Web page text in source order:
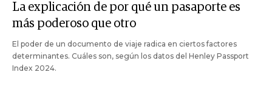
La explicación de por qué un pasaporte es
más poderoso que otro
El poder de un documento de viaje radica en ciertos factores
determinantes. Cuáles son, según los datos del Henley Passport
Index 2024.